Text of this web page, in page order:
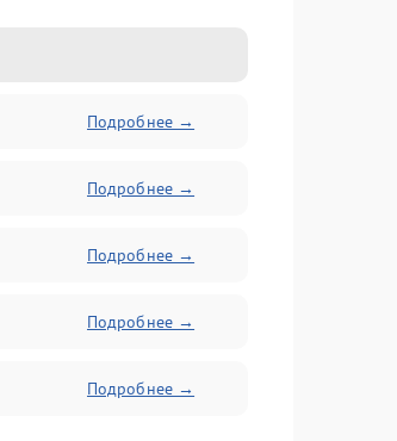
Подробнее →
Подробнее →
Подробнее →
Подробнее →
Подробнее →